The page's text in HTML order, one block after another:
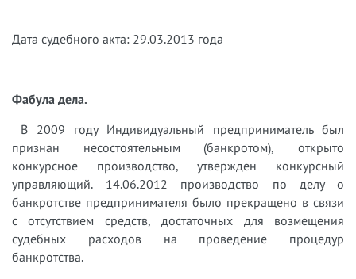
Дата судебного акта: 29.03.2013 года
Фабула дела.
В 2009 году Индивидуальный предприниматель был
признан несостоятельным (банкротом), открыто
конкурсное производство, утвержден конкурсный
управляющий. 14.06.2012 производство по делу о
банкротстве предпринимателя было прекращено в связи
с отсутствием средств, достаточных для возмещения
судебных расходов на проведение процедур
банкротства.